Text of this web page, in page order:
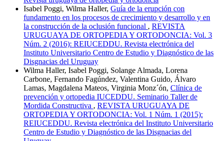
Isabel Poggi, Wilma Haller, Guía de la erupción con
fundamento en los procesos de crecimiento y desarrollo y en
la construcción de la oclusión funcional , REVISTA
URUGUAYA DE ORTOPEDIA Y ORTODONCIA: Vol. 3
Núm. 2 (2016): REIUCEDDU. Revista electrónica del
Instituto Universitario Centro de Estudio y Diagnóstico de las
Disgnacias del Uruguay
Wilma Haller, Isabel Poggi, Solange Almada, Lorena
Carbone, Fernando Fagúndez, Valentina Guido, Álvaro
Lamas, Magdalena Mateos, Virginia Monz´ón, Clínica de
prevención y ortopedia IUCEDDU. Seminario Taller de
Mordida Constructiva , REVISTA URUGUAYA DE
ORTOPEDIA Y ORTODONCIA: Vol. 1 Núm. 1 (2015):
REIUCEDDU. Revista electrónica del Instituto Universitario
Centro de Estudio y Diagnóstico de las Disgnacias del